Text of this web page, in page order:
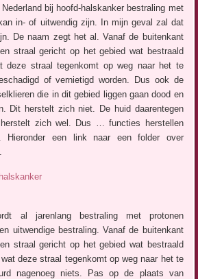
bij hoofd-halskanker bestraling met
in- of uitwendig zijn. In mijn geval zal dat
De naam zegt het al. Vanaf de buitenkant
straal gericht op het gebied wat bestraald
deze straal tegenkomt op weg naar het te
of vernietigd worden. Dus ook de
die in dit gebied liggen gaan dood en
Dit herstelt zich niet. De huid daarentegen
zich wel. Dus … functies herstellen
Hieronder een link naar een folder over
al jarenlang bestraling met protonen
uitwendige bestraling. Vanaf de buitenkant
straal gericht op het gebied wat bestraald
deze straal tegenkomt op weg naar het te
nagenoeg niets. Pas op de plaats van